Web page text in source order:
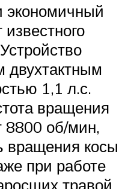
двухтактным
1,1 л.с.
вращения
8800 об/мин,
вращения косы
при работе
травой